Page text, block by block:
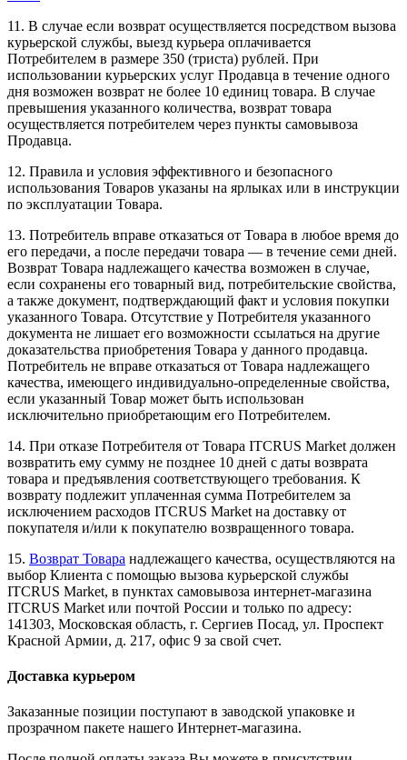
11. В случае если возврат осуществляется посредством вызова
курьерской службы, выезд курьера оплачивается
Потребителем в размере 350 (триста) рублей. При
использовании курьерских услуг Продавца в течение одного
дня возможен возврат не более 10 единиц товара. В случае
превышения указанного количества, возврат товара
осуществляется потребителем через пункты самовывоза
Продавца.
12. Правила и условия эффективного и безопасного
использования Товаров указаны на ярлыках или в инструкции
по эксплуатации Товара.
13. Потребитель вправе отказаться от Товара в любое время до
его передачи, а после передачи товара — в течение семи дней.
Возврат Товара надлежащего качества возможен в случае,
если сохранены его товарный вид, потребительские свойства,
а также документ, подтверждающий факт и условия покупки
указанного Товара. Отсутствие у Потребителя указанного
документа не лишает его возможности ссылаться на другие
доказательства приобретения Товара у данного продавца.
Потребитель не вправе отказаться от Товара надлежащего
качества, имеющего индивидуально-определенные свойства,
если указанный Товар может быть использован
исключительно приобретающим его Потребителем.
14. При отказе Потребителя от Товара ITCRUS Market должен
возвратить ему сумму не позднее 10 дней с даты возврата
товара и предъявления соответствующего требования. К
возврату подлежит уплаченная сумма Потребителем за
исключением расходов ITCRUS Market на доставку от
покупателя и/или к покупателю возвращенного товара.
15. Возврат Товара надлежащего качества, осуществляются на
выбор Клиента с помощью вызова курьерской службы
ITCRUS Market, в пунктах самовывоза интернет-магазина
ITCRUS Market или почтой России и только по адресу:
141303, Московская область, г. Сергиев Посад, ул. Проспект
Красной Армии, д. 217, офис 9 за свой счет.
Доставка курьером
Заказанные позиции поступают в заводской упаковке и
прозрачном пакете нашего Интернет-магазина.